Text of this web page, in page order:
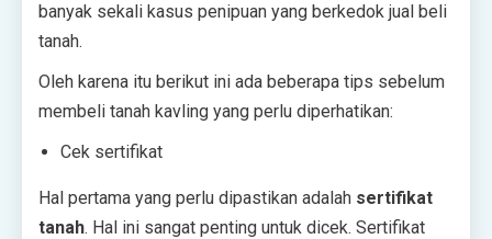
banyak sekali kasus penipuan yang berkedok jual beli
tanah.
Oleh karena itu berikut ini ada beberapa tips sebelum
membeli tanah kavling yang perlu diperhatikan:
Cek sertifikat
Hal pertama yang perlu dipastikan adalah sertifikat
tanah. Hal ini sangat penting untuk dicek. Sertifikat